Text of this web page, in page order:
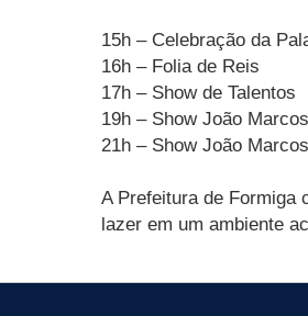
15h – Celebração da
16h – Folia de Reis
17h – Show de Talentos
19h – Show João
21h – Show João
A Prefeitura de Formiga
lazer em um ambiente